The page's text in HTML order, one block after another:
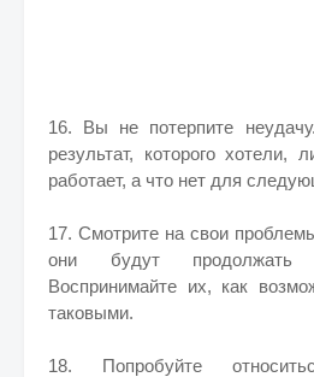
16. Вы не потерпите
результат, которого хотели,
работает, а что нет для
17. Смотрите на свои
они будут продолжать
Воспринимайте их, как
таковыми.
18. Попробуйте